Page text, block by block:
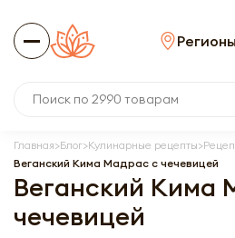
Главная Блог Кулинарные рецепты
Веганский Кима Мадрас с чечевицей
Веганский Кима
чечевицей